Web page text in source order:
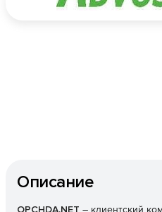
Описание
OPCHDA.NET – клиентский